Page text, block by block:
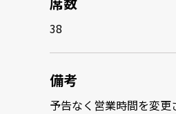
38
備考
予告なく営業時間を変